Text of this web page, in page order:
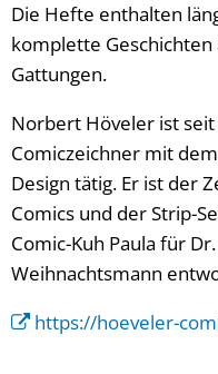
Die Hefte enthalten
komplette
Gattungen.
Norbert Höveler ist
Comiczeichner mit
Design tätig. Er ist der
Comics und der Strip-
Comic-Kuh Paula für
Weihnachtsmann
https://hoeveler-